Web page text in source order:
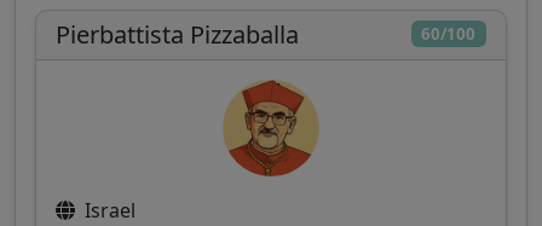
60/100
Pierbattista Pizzaballa
Israel